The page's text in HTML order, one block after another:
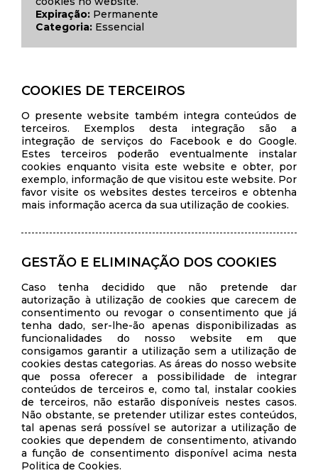
Expiração: Permanente
Categoria: Essencial
COOKIES DE TERCEIROS
O presente website também integra conteúdos de
terceiros. Exemplos desta integração são a
integração de serviços do Facebook e do Google.
Estes terceiros poderão eventualmente instalar
cookies enquanto visita este website e obter, por
exemplo, informação de que visitou este website. Por
favor visite os websites destes terceiros e obtenha
mais informação acerca da sua utilização de cookies.
GESTÃO E ELIMINAÇÃO DOS COOKIES
Caso tenha decidido que não pretende dar
autorização à utilização de cookies que carecem de
consentimento ou revogar o consentimento que já
tenha dado, ser-lhe-ão apenas disponibilizadas as
funcionalidades do nosso website em que
consigamos garantir a utilização sem a utilização de
cookies destas categorias. As áreas do nosso website
que possa oferecer a possibilidade de integrar
conteúdos de terceiros e, como tal, instalar cookies
de terceiros, não estarão disponíveis nestes casos.
Não obstante, se pretender utilizar estes conteúdos,
tal apenas será possível se autorizar a utilização de
cookies que dependem de consentimento, ativando
a função de consentimento disponível acima nesta
Politica de Cookies.